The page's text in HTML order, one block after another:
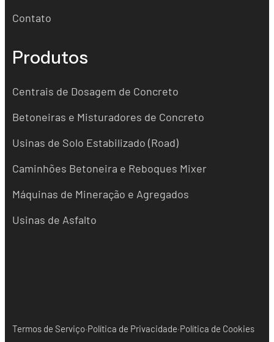
Contato
Produtos
Centrais de Dosagem de Concreto
Betoneiras e Misturadores de Concreto
Usinas de Solo Estabilizado (Road)
Caminhões Betoneira e Reboques Mixer
Máquinas de Mineração e Agregados
Usinas de Asfalto
Termos de Serviço·Política de Privacidade·Política de Cookies